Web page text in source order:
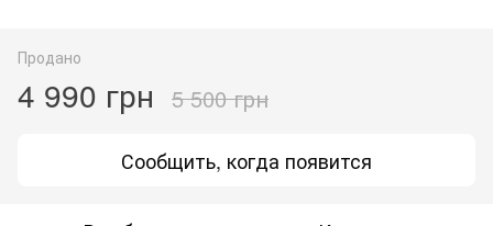
Продано
4 990 грн 5 500 грн
Сообщить, когда появится